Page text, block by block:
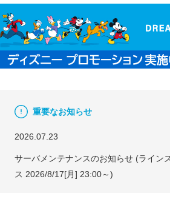
重要なお知らせ
2026.07.23
サーバメンテナンスのお知らせ (ライン
ス 2026/8/17[月] 23:00～)